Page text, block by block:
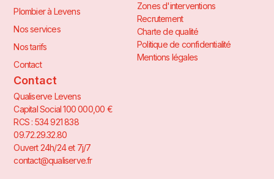
Plombier à Levens
Nos services
Nos tarifs
Contact
Zones d'interventions
Recrutement
Charte de qualité
Politique de confidentialité
Mentions légales
Contact
Qualiserve Levens
Capital Social 100 000,00 €
RCS : 534 921 838
09.72.29.32.80
Ouvert 24h/24 et 7j/7
contact@qualiserve.fr